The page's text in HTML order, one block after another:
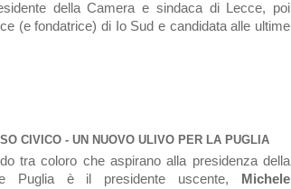
della Camera e sindaca di Lecce, poi
(e fondatrice) di Io Sud e candidata alle ultime
CIVICO - UN NUOVO ULIVO PER LA PUGLIA
tra coloro che aspirano alla presidenza della
Puglia è il presidente uscente,
Michele